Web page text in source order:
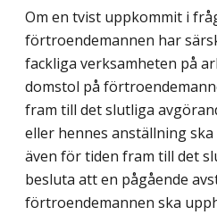
Om en tvist uppkommit i
förtroendemannen har
fackliga verksamheten på
domstol på
fram till det slutliga
eller hennes anställning
även för tiden fram till det
besluta att en pågående
förtroendemannen ska